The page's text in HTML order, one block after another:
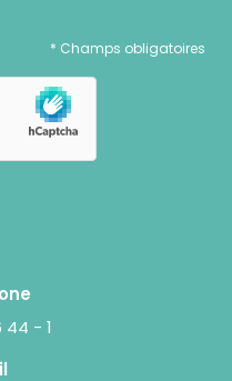
* Champs obligatoires
44 - 1